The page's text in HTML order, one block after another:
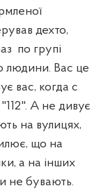
дехто,
по групі
людини. Вас це
вас, когда с
А не дивує
на вулицях,
що на
а на інших
не бувають.